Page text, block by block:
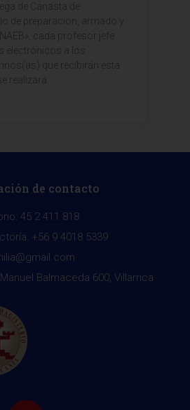
de Canasta de
de preparación, armado y
cada profesor jefe
electrónicos a los
que recibirán esta
realizará
de contacto
45 2 411 818
+56 9 4018 5339
Balmaceda 600, Villarrica